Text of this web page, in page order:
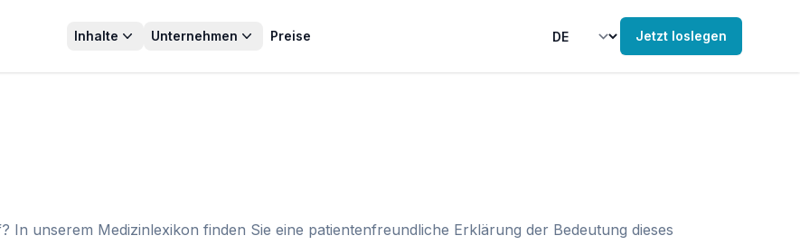
Inhalte Unternehmen Preise Jetzt loslegen
In unserem Medizinlexikon finden Sie eine patientenfreundliche Erklärung der Bedeutung dieses